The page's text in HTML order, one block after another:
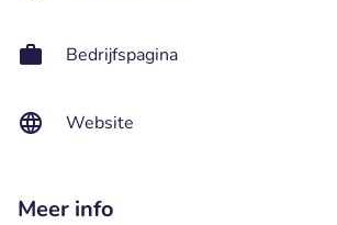
Bedrijfspagina
Website
Meer info